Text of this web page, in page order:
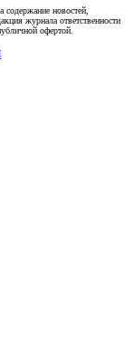
содержание новостей,
журнала ответственности
офертой.